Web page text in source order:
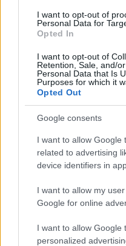
I want to opt-out of
Personal Data for
Opted In
I want to opt-out of
Retention, Sale, and/
Personal Data that Is
Purposes for which it
Opted Out
Google consents
I want to allow Google
related to advertising
device identifiers in
I want to allow my
Google for online
I want to allow Google
personalized